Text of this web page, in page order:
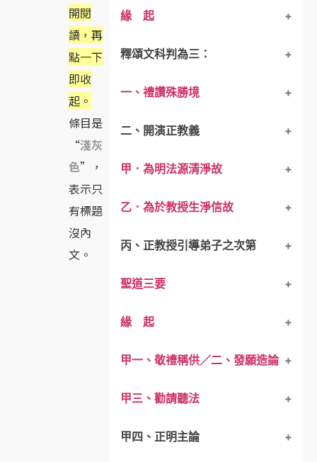
開閱
讀，再
點一下
即收
起。
條目是
“淺灰
色”，
表示只
有標題
沒內
文。
緣 起
釋頌文科判為三：
一、禮讚殊勝境
二、開演正教義
甲．為明法源清淨故
乙．為於教授生淨信故
丙、正教授引導弟子之次第
第一開示加行法
一、思暇滿難得
二、思死無常
三、思維業果
四、思生死過患
第二、正行
眾過歸於一
取舍間雜修
先從自身取．彼二乘風修
第三、違緣轉成菩提道用
第四、明一生之修法者
攝教授心要 應修五種力
第五、明修心之量
聖道三要
緣 起
甲一、敬禮稱供／二、發願造論
甲三、勸請聽法
甲四、正明主論